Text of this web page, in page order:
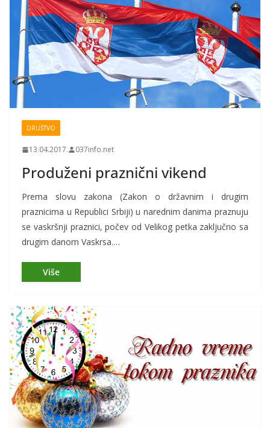
DRUŠTVO
13.04.2017. 037info.net
Produženi praznični vikend
Prema slovu zakona (Zakon o državnim i drugim
praznicima u Republici Srbiji) u narednim danima praznuju
se vaskršnji praznici, počev od Velikog petka zaključno sa
drugim danom Vaskrsa.…